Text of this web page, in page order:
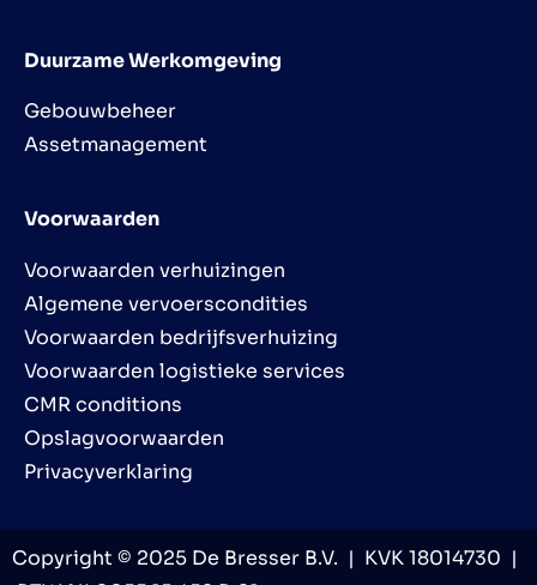
Duurzame Werkomgeving
Gebouwbeheer
Assetmanagement
Voorwaarden
Voorwaarden verhuizingen
Algemene vervoerscondities
Voorwaarden bedrijfsverhuizing
Voorwaarden logistieke services
CMR conditions
Opslagvoorwaarden
Privacyverklaring
Copyright © 2025 De Bresser B.V. | KVK 18014730 |